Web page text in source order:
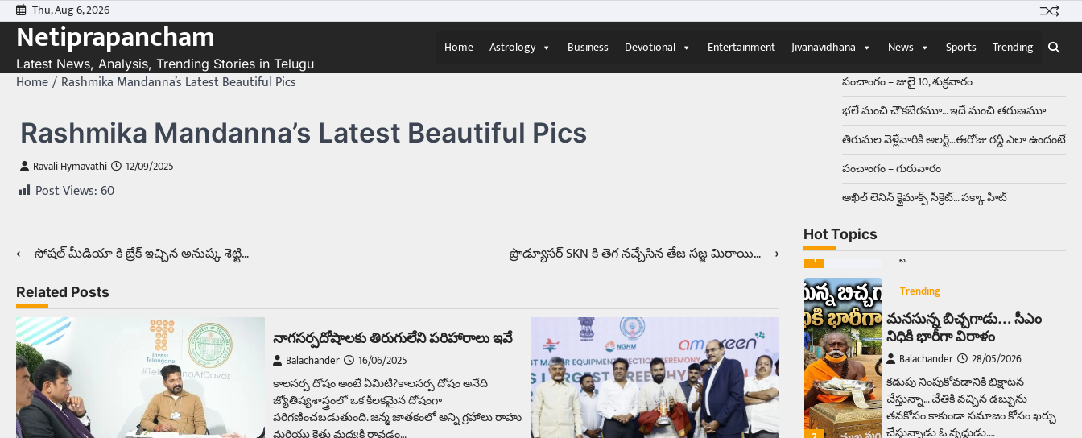
Skip
to
content
Thu, Aug 6, 2026
Netiprapancham
Latest News, Analysis, Trending Stories in Telugu
Home Astrology Business Devotional Entertainment Jivanavidhana News Sports Trending
Home Rashmika Mandanna’s Latest Beautiful Pics
Rashmika Mandanna’s Latest Beautiful Pics
Ravali Hymavathi 12/09/2025
Post Views:60
Post
navigation
⟵సోషల్ మీడియా కి బ్రేక్ ఇచ్చిన అనుష్క శెట్టి… ప్రొడ్యూసర్ SKN కి తెగ నచ్చేసిన తేజ సజ్జ మిరాయి…⟶
Related Posts
నాగసర్పదోషాలకు తిరుగులేని పరిహారాలు ఇవే
Balachander
16/06/2025
కాలసర్ప దోషం అంటే ఏమిటి?కాలసర్ప దోషం అనేది
జ్యోతిష్యశాస్త్రంలో ఒక కీలకమైన దోషంగా
పరిగణించబడుతుంది. జన్మ జాతకంలో అన్ని గ్రహాలు రాహు
పంచాంగం – జులై 10, శుక్రవారం
భలే మంచి చౌకబేరమూ… ఇదే మంచి తరుణమూ
తిరుమల వెళ్లేవారికి అలర్ట్‌…ఈరోజు రద్దీ ఎలా ఉందంటే
పంచాంగం – గురువారం
అఖిల్‌ లెనిన్ క్లైమాక్స్‌ సీక్రెట్‌… పక్కా హిట్‌
Hot Topics
Balachander 15/04/2026
ఉత్తర ప్రదేశ్‌లోని ఝాన్సీ జిల్లాలో ఒక
వింతైన రోడ్డు ప్రమాదం చోటుచేసుకుంది.
వేల సంఖ్యలో బీరు…
1
Trending
అక్కడ ఆదివారం బట్టలు
ఉతికితే…జైలుకే
Balachander
13/06/2026
ఆదివారం వచ్చిందంటే చాలు
‘బట్టలు ఉతకడం’. వారం…
Trending
మనసున్న బిచ్చగాడు… సీఎం
నిధికి భారీగా విరాళం
Balachander
28/05/2026
కడుపు నింపుకోవడానికి భిక్షాటన
చేస్తున్నా… చేతికి వచ్చిన డబ్బును
తనకోసం కాకుండా సమాజం కోసం ఖర్చు
చేస్తున్నాడు ఓ వృద్ధుడు.…